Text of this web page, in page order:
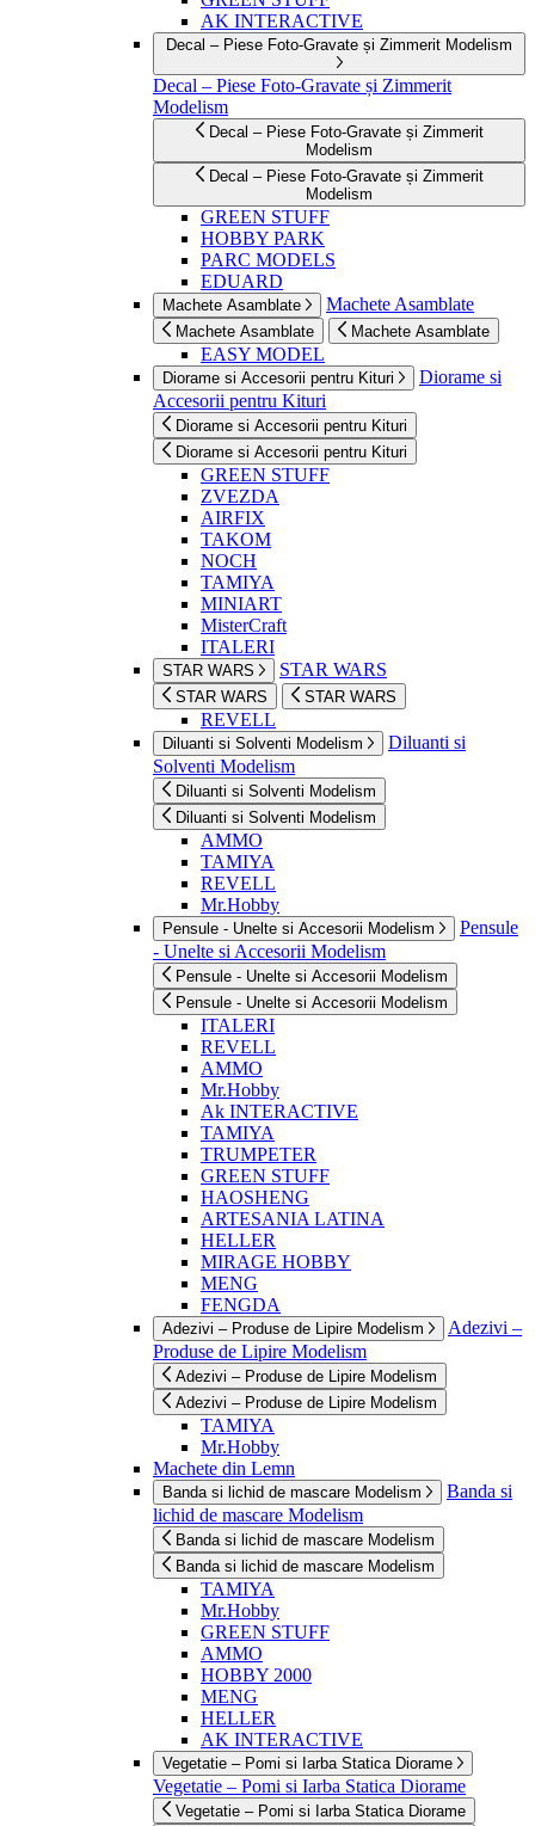
AK INTERACTIVE
Decal – Piese Foto-Gravate și Zimmerit Modelism
Decal – Piese Foto-Gravate și Zimmerit
Modelism
Decal – Piese Foto-Gravate și Zimmerit
Modelism
Decal – Piese Foto-Gravate și Zimmerit
Modelism
GREEN STUFF
HOBBY PARK
PARC MODELS
EDUARD
Machete Asamblate Machete Asamblate
Machete Asamblate Machete Asamblate
EASY MODEL
Diorame si Accesorii pentru Kituri
Diorame si
Accesorii pentru Kituri
Diorame si Accesorii pentru Kituri
Diorame si Accesorii pentru Kituri
GREEN STUFF
ZVEZDA
AIRFIX
TAKOM
NOCH
TAMIYA
MINIART
MisterCraft
ITALERI
STAR WARS STAR WARS
STAR WARS STAR WARS
REVELL
Diluanti si Solventi Modelism
Diluanti si
Solventi Modelism
Diluanti si Solventi Modelism
Diluanti si Solventi Modelism
AMMO
TAMIYA
REVELL
Mr.Hobby
Pensule - Unelte si Accesorii Modelism
Pensule
- Unelte si Accesorii Modelism
Pensule - Unelte si Accesorii Modelism
Pensule - Unelte si Accesorii Modelism
ITALERI
REVELL
AMMO
Mr.Hobby
Ak INTERACTIVE
TAMIYA
TRUMPETER
GREEN STUFF
HAOSHENG
ARTESANIA LATINA
HELLER
MIRAGE HOBBY
MENG
FENGDA
Adezivi – Produse de Lipire Modelism
Adezivi –
Produse de Lipire Modelism
Adezivi – Produse de Lipire Modelism
Adezivi – Produse de Lipire Modelism
TAMIYA
Mr.Hobby
Machete din Lemn
Banda si lichid de mascare Modelism
Banda si
lichid de mascare Modelism
Banda si lichid de mascare Modelism
Banda si lichid de mascare Modelism
TAMIYA
Mr.Hobby
GREEN STUFF
AMMO
HOBBY 2000
MENG
HELLER
AK INTERACTIVE
Vegetatie – Pomi si Iarba Statica Diorame
Vegetatie – Pomi si Iarba Statica Diorame
Vegetatie – Pomi si Iarba Statica Diorame